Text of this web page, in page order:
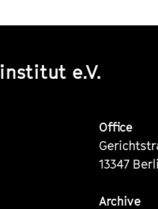
e.V.
Office
13347
Archive